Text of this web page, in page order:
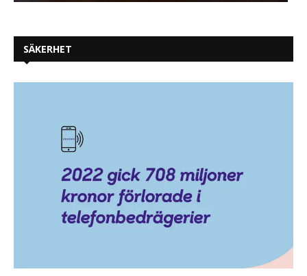
SÄKERHET